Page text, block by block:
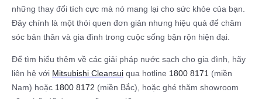
những thay đổi tích cực mà nó mang lại cho sức khỏe của bạn.
Đây chính là một thói quen đơn giản nhưng hiệu quả để chăm
sóc bản thân và gia đình trong cuộc sống bận rộn hiện đại.
Để tìm hiểu thêm về các giải pháp nước sạch cho gia đình, hãy
liên hệ với Mitsubishi Cleansui qua hotline 1800 8171 (miền
Nam) hoặc 1800 8172 (miền Bắc), hoặc ghé thăm showroom